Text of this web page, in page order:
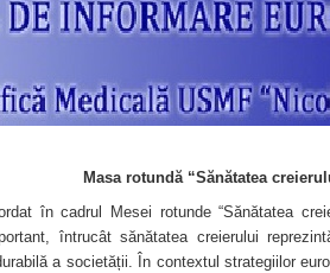
Masa rotundă “Sănătatea
în cadrul Mesei rotunde “Sănătatea
întrucât sănătatea creierului
a societății. În contextul strategiilor